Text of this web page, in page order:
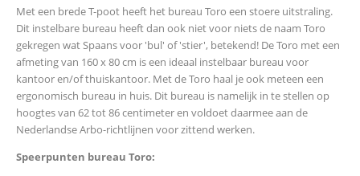
Met een brede T-poot heeft het bureau Toro een stoere uitstraling.
Dit instelbare bureau heeft dan ook niet voor niets de naam Toro
gekregen wat Spaans voor 'bul' of 'stier', betekend! De Toro met een
afmeting van 160 x 80 cm is een ideaal instelbaar bureau voor
kantoor en/of thuiskantoor. Met de Toro haal je ook meteen een
ergonomisch bureau in huis. Dit bureau is namelijk in te stellen op
hoogtes van 62 tot 86 centimeter en voldoet daarmee aan de
Nederlandse Arbo-richtlijnen voor zittend werken.
Speerpunten bureau Toro: